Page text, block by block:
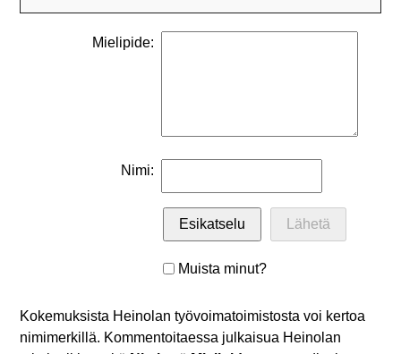
Mielipide:
Nimi:
Muista minut?
Kokemuksista Heinolan työvoimatoimistosta voi kertoa
nimimerkillä. Kommentoitaessa julkaisua Heinolan